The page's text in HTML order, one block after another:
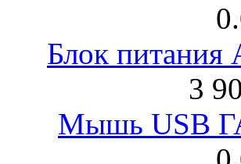
Блок питания
3
Мышь USB